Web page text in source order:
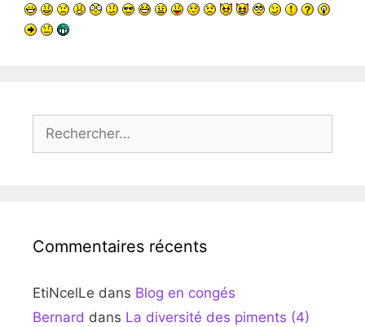
Rechercher :
Commentaires récents
EtiNcelLe dans Blog en congés
Bernard dans La diversité des piments (4)